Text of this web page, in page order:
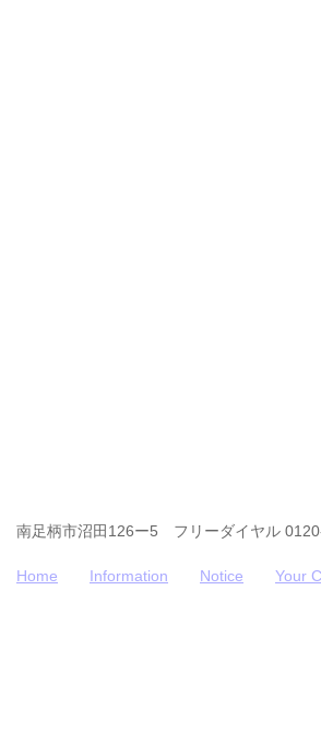
南足柄市沼田126ー5 フリーダイヤル
Home Information Notice Your